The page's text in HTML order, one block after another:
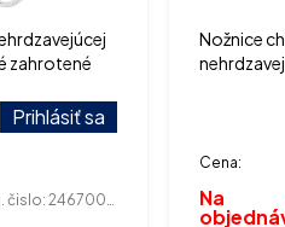
zahrotené
Prihlásiť sa
čislo:246700193
Nožnice
Cena:
Na